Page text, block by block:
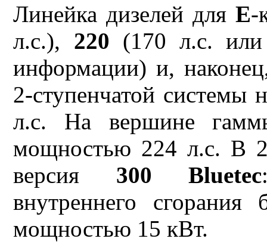
Линейка дизелей для Е-
л.с.), 220 (170 л.с.
информации) и,
2-ступенчатой системы
л.с. На вершине
мощностью 224 л.с. В
версия 300 Bluetec
внутреннего сгорания
мощностью 15 кВт.